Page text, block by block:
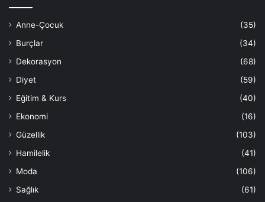
Anne-Çocuk
(35)
Burçlar
(34)
Dekorasyon
(68)
Diyet
(59)
Eğitim & Kurs
(40)
Ekonomi
(16)
Güzellik
(103)
Hamilelik
(41)
Moda
(106)
Sağlık
(61)